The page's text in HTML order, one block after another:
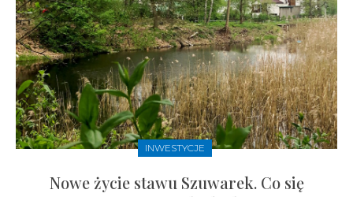
INWESTYCJE
Nowe życie stawu Szuwarek. Co się